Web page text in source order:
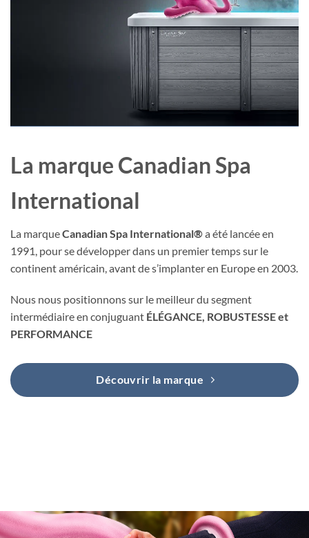
La marque Canadian Spa
International
La marqueCanadian Spa International®a été lancée en
1991, pour se développer dans un premier temps sur le
continent américain, avant de s’implanter en Europe en 2003.
Nous nous positionnons sur le meilleur du segment
intermédiaire en conjuguant ÉLÉGANCE, ROBUSTESSE et
PERFORMANCE
Découvrir la marque